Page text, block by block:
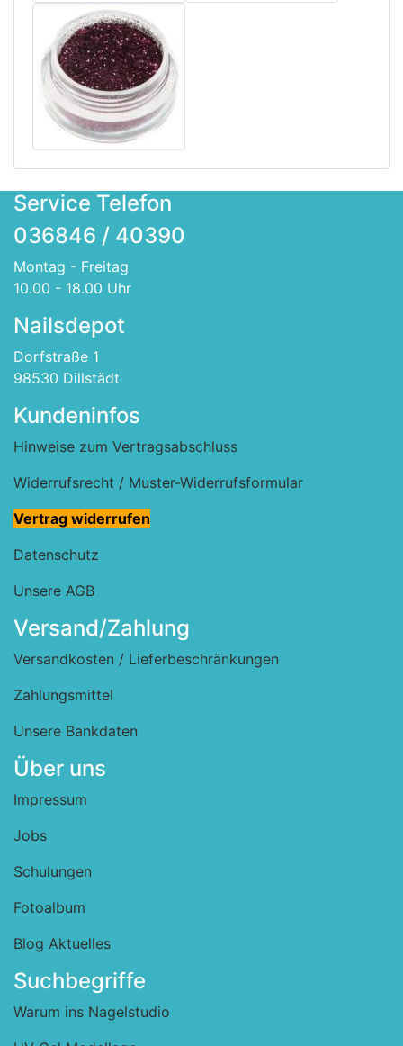
Service Telefon
036846 / 40390
Montag - Freitag
10.00 - 18.00 Uhr
Nailsdepot
Dorfstraße 1
98530 Dillstädt
Kundeninfos
Hinweise zum Vertragsabschluss
Widerrufsrecht / Muster-Widerrufsformular
Vertrag widerrufen
Datenschutz
Unsere AGB
Versand/Zahlung
Versandkosten / Lieferbeschränkungen
Zahlungsmittel
Unsere Bankdaten
Über uns
Impressum
Jobs
Schulungen
Fotoalbum
Blog Aktuelles
Suchbegriffe
Warum ins Nagelstudio